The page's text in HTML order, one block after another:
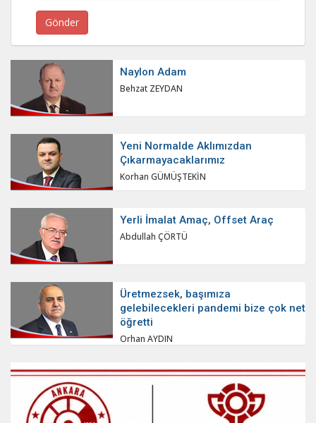
Naylon Adam
Behzat ZEYDAN
Yeni Normalde Aklımızdan
Çıkarmayacaklarımız
Korhan GÜMÜŞTEKİN
Yerli İmalat Amaç, Offset Araç
Abdullah ÇÖRTÜ
Üretmezsek, başımıza
gelebilecekleri pandemi bize çok net
öğretti
Orhan AYDIN